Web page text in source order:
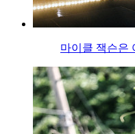
마이클 잭슨은